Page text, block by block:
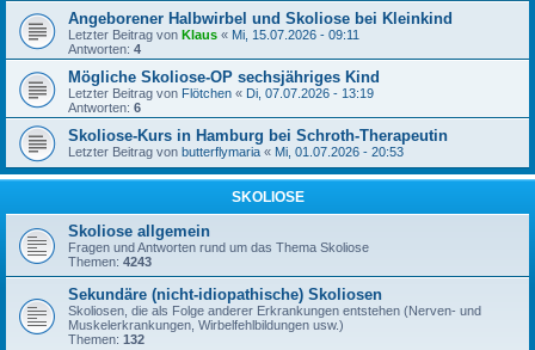
Angeborener Halbwirbel und Skoliose bei Kleinkind
Letzter Beitrag von Klaus « Mi, 15.07.2026 - 09:11
Antworten: 4
Mögliche Skoliose-OP sechsjähriges Kind
Letzter Beitrag von Flötchen « Di, 07.07.2026 - 13:19
Antworten: 6
Skoliose-Kurs in Hamburg bei Schroth-Therapeutin
Letzter Beitrag von butterflymaria « Mi, 01.07.2026 - 20:53
SKOLIOSE
Skoliose allgemein
Fragen und Antworten rund um das Thema Skoliose
Themen: 4243
Sekundäre (nicht-idiopathische) Skoliosen
Skoliosen, die als Folge anderer Erkrankungen entstehen (Nerven- und
Muskelerkrankungen, Wirbelfehlbildungen usw.)
Themen: 132